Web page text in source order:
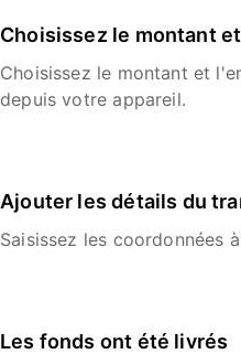
Choisissez le montant
Choisissez le montant et
depuis votre appareil.
Ajouter les détails du
Saisissez les coordonnées
Les fonds ont été livrés